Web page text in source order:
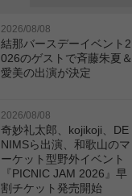
2026/08/08
結那バースデーイベント2
026のゲストで斉藤朱夏＆
愛美の出演が決定
2026/08/08
奇妙礼太郎、kojikoji、DE
NIMSら出演、和歌山のマ
ーケット型野外イベント
『PICNIC JAM 2026』早
割チケット発売開始